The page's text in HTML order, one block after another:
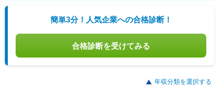
簡単3分！人気企業への合格診断！
合格診断を受けてみる
年収分類を選択する